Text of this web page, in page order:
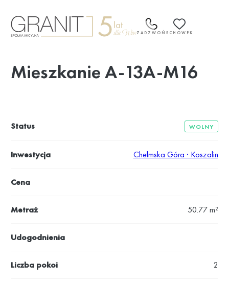
do
treści
ZADZWOŃ SCHOWEK
Mieszkanie A-13A-M16
Status WOLNY
Inwestycja Chełmska Góra · Koszalin
Cena
Metraż 50.77 m²
Udogodnienia
Liczba pokoi 2